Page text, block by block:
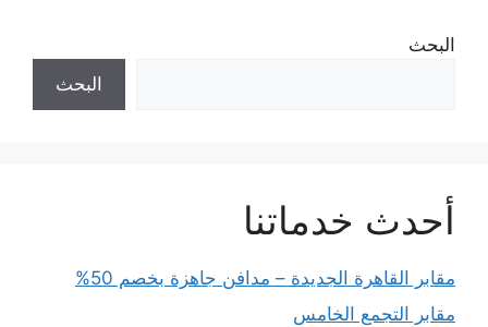
البحث
البحث
أحدث خدماتنا
مقابر القاهرة الجديدة – مدافن جاهزة بخصم 50%
مقابر التجمع الخامس